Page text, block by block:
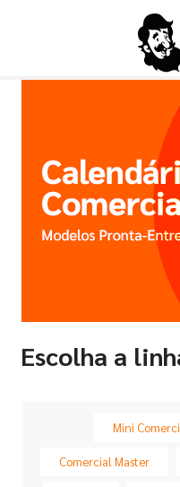
Escolha a
Mini
Comercial Master